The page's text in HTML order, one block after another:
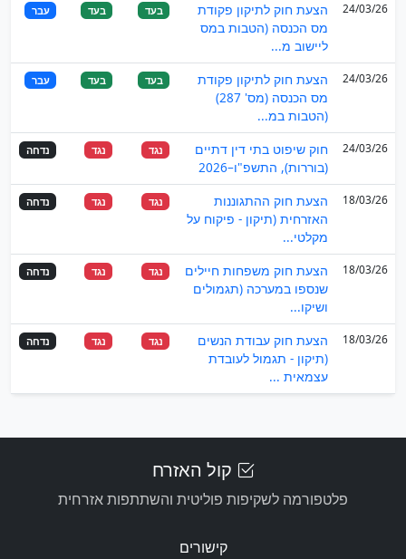
24/03/26
הצעת חוק לתיקון פקודת
מס הכנסה (הטבות במס
ליישוב מ...
בעד בעד עבר
24/03/26
הצעת חוק לתיקון פקודת
מס הכנסה (מס' 287)
(הטבות במ...
בעד בעד עבר
24/03/26
חוק שיפוט בתי דין דתיים
(בוררות), התשפ"ו–2026
נגד נגד נדחה
18/03/26
הצעת חוק ההתגוננות
האזרחית (תיקון - פיקוח על
מקלטי...
נגד נגד נדחה
18/03/26
הצעת חוק משפחות חיילים
שנספו במערכה (תגמולים
ושיקו...
נגד נגד נדחה
18/03/26
הצעת חוק עבודת הנשים
(תיקון - תגמול לעובדת
עצמאית ...
נגד נגד נדחה
קול האזרח
פלטפורמה לשקיפות פוליטית והשתתפות אזרחית
קישורים